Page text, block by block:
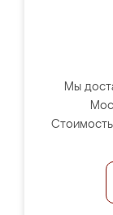
Мы